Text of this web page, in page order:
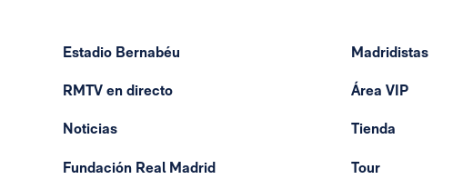
Estadio Bernabéu
RMTV en directo
Noticias
Fundación Real Madrid
Madridistas
Área VIP
Tienda
Tour